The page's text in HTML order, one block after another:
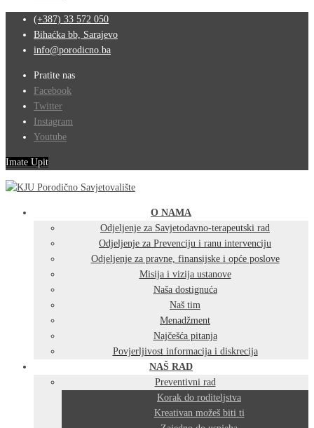
(+387) 33 572 050
Bihaćka bb, Sarajevo
info@porodicno.ba
Pratite nas
Facebook
Twitter
Instagram
Youtube
Imate Upit
O NAMA
Odjeljenje za Savjetodavno-terapeutski rad
Odjeljenje za Prevenciju i ranu intervenciju
Odjeljenje za pravne, finansijske i opće poslove
Misija i vizija ustanove
Naša dostignuća
Naš tim
Menadžment
Najčešća pitanja
Povjerljivost informacija i diskrecija
NAŠ RAD
Preventivni rad
Korak do roditeljstva
Kreativan možeš biti ti